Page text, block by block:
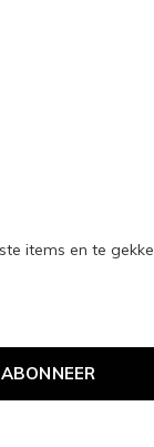
items en te gekke
ABONNEER